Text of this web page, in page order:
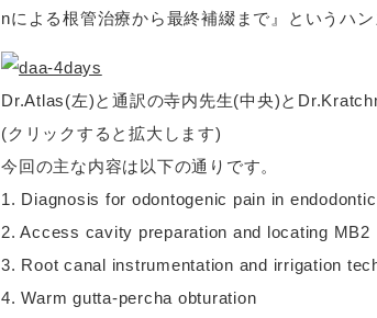
nによる根管治療から最終補綴まで』というハ
Dr.Atlas(左)と通訳の寺内先生(中央)と
(クリックすると拡大します)
今回の主な内容は以下の通りです。
1. Diagnosis for odontogenic pain in
2. Access cavity preparation and locating MB2
3. Root canal instrumentation and irrigation
4. Warm gutta-percha obturation